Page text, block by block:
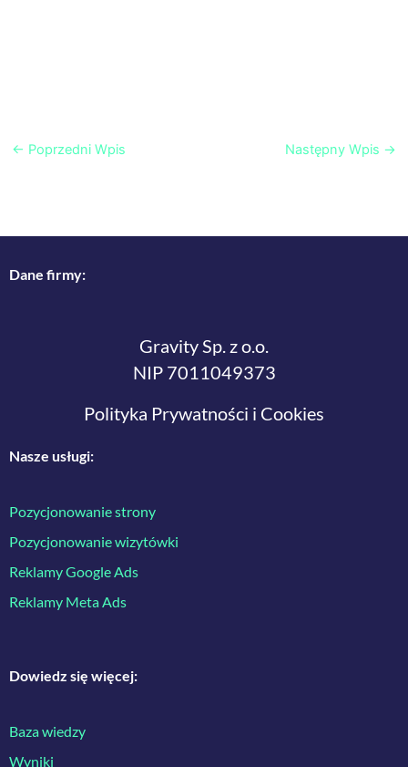
← Poprzedni Wpis Następny Wpis →
Dane firmy:
Gravity Sp. z o.o.
NIP 7011049373
Polityka Prywatności i Cookies
Nasze usługi:
Pozycjonowanie strony
Pozycjonowanie wizytówki
Reklamy Google Ads
Reklamy Meta Ads
Dowiedz się więcej:
Baza wiedzy
Wyniki